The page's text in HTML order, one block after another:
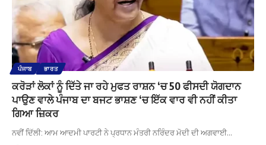
ਪੰਜਾਬ ਭਾਰਤ
ਕਰੋੜਾਂ ਲੋਕਾਂ ਨੂੰ ਦਿੱਤੇ ਜਾ ਰਹੇ ਮੁਫਤ ਰਾਸ਼ਨ ‘ਚ 50 ਫੀਸਦੀ ਯੋਗਦਾਨ
ਪਾਉਣ ਵਾਲੇ ਪੰਜਾਬ ਦਾ ਬਜਟ ਭਾਸ਼ਣ ‘ਚ ਇੱਕ ਵਾਰ ਵੀ ਨਹੀਂ ਕੀਤਾ
ਗਿਆ ਜ਼ਿਕਰ
ਨਵੀਂ ਦਿੱਲੀ: ਆਮ ਆਦਮੀ ਪਾਰਟੀ ਨੇ ਪ੍ਰਧਾਨ ਮੰਤਰੀ ਨਰਿੰਦਰ ਮੋਦੀ ਦੀ ਅਗਵਾਈ…